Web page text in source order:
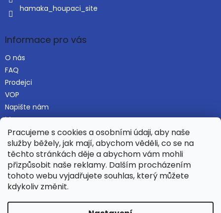
Pracujeme s cookies a osobními údaji, aby naše
služby běžely, jak mají, abychom věděli, co se na
těchto stránkách děje a abychom vám mohli
přizpůsobit naše reklamy. Dalším procházením
tohoto webu vyjadřujete souhlas, který můžete
kdykoliv změnit.
hamaka_houpaci_site
Informace pro vás
O nás
FAQ
Prodejci
VOP
Napište nám
Mapa serveru
Najdete nás i na Alza.cz
Vytvořil Shoptet